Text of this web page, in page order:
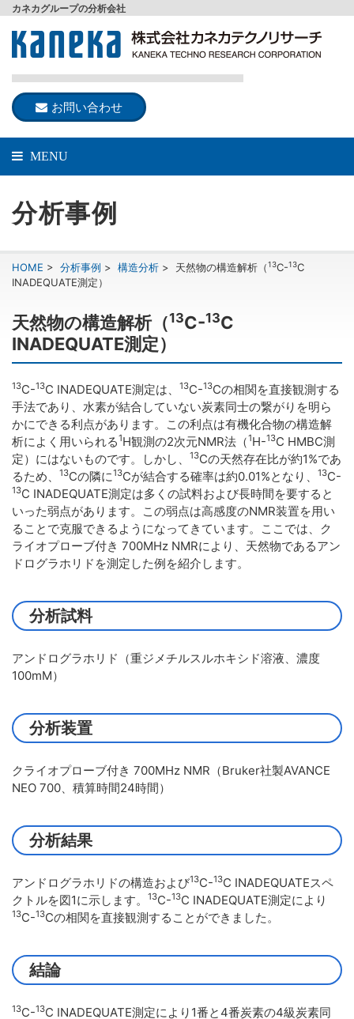
カネカグループの分析会社
お問い合わせ
MENU
分析事例
HOME > 分析事例 > 構造分析 > 天然物の構造解析（13C-13C
INADEQUATE測定）
天然物の構造解析（13C-13C
INADEQUATE測定）
13C-13C INADEQUATE測定は、 13C-13Cの相関を直接観測する
手法であり、水素が結合していない炭素同士の繋がりを明ら
かにできる利点があります。この利点は有機化合物の構造解
析によく用いられる1H観測の2次元NMR法（1H-13C HMBC測
定）にはないものです。しかし、
13Cの天然存在比が約1%であ
るため、
13Cの隣に13Cが結合する確率は約0.01%となり、 13C-
13C INADEQUATE測定は多くの試料および長時間を要すると
いった弱点があります。この弱点は高感度のNMR装置を用い
ることで克服できるようになってきています。ここでは、ク
ライオプローブ付き 700MHz NMRにより、天然物であるアン
ドログラホリドを測定した例を紹介します。
分析試料
アンドログラホリド（重ジメチルスルホキシド溶液、濃度
100mM）
分析装置
クライオプローブ付き 700MHz NMR（Bruker社製AVANCE
NEO 700、積算時間24時間）
分析結果
アンドログラホリドの構造および13C-13C INADEQUATEスペ
クトルを図1に示します。
13C-13C INADEQUATE測定により
13C-13Cの相関を直接観測することができました。
結論
13C-13C INADEQUATE測定により1番と4番炭素の4級炭素同